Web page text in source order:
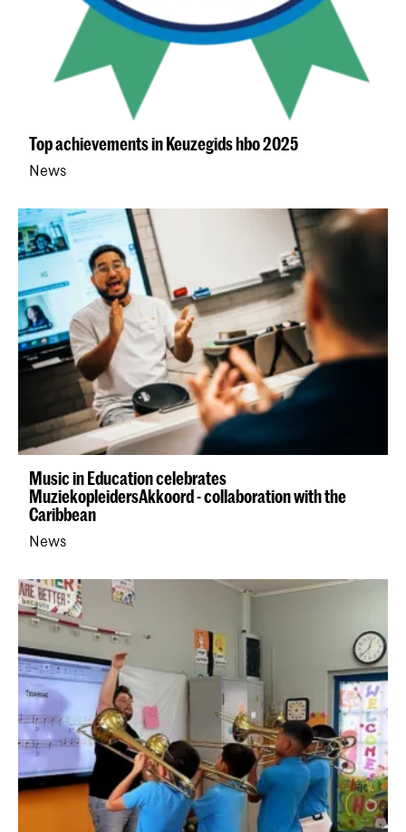
Top achievements in Keuzegids hbo 2025
News
Music in Education celebrates
MuziekopleidersAkkoord - collaboration with the
Caribbean
News